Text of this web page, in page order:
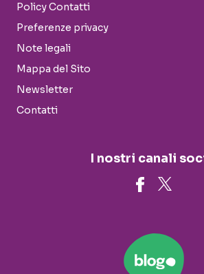
Policy Contatti
Preferenze privacy
Note legali
Mappa del Sito
Newsletter
Contatti
I nostri canali